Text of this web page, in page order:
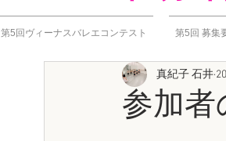
第5回ヴィーナスバレエコンテスト 第5回 募集
参加者
真紀子 石井